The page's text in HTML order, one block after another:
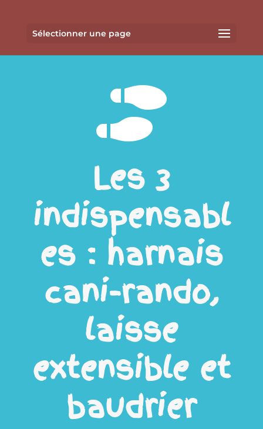
Sélectionner une page

Les 3
indispensabl
es : harnais
cani-rando,
laisse
extensible et
baudrier